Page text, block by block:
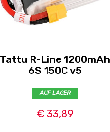
Tattu R-Line 1200mAh
6S 150C v5
AUF LAGER
€ 33,89